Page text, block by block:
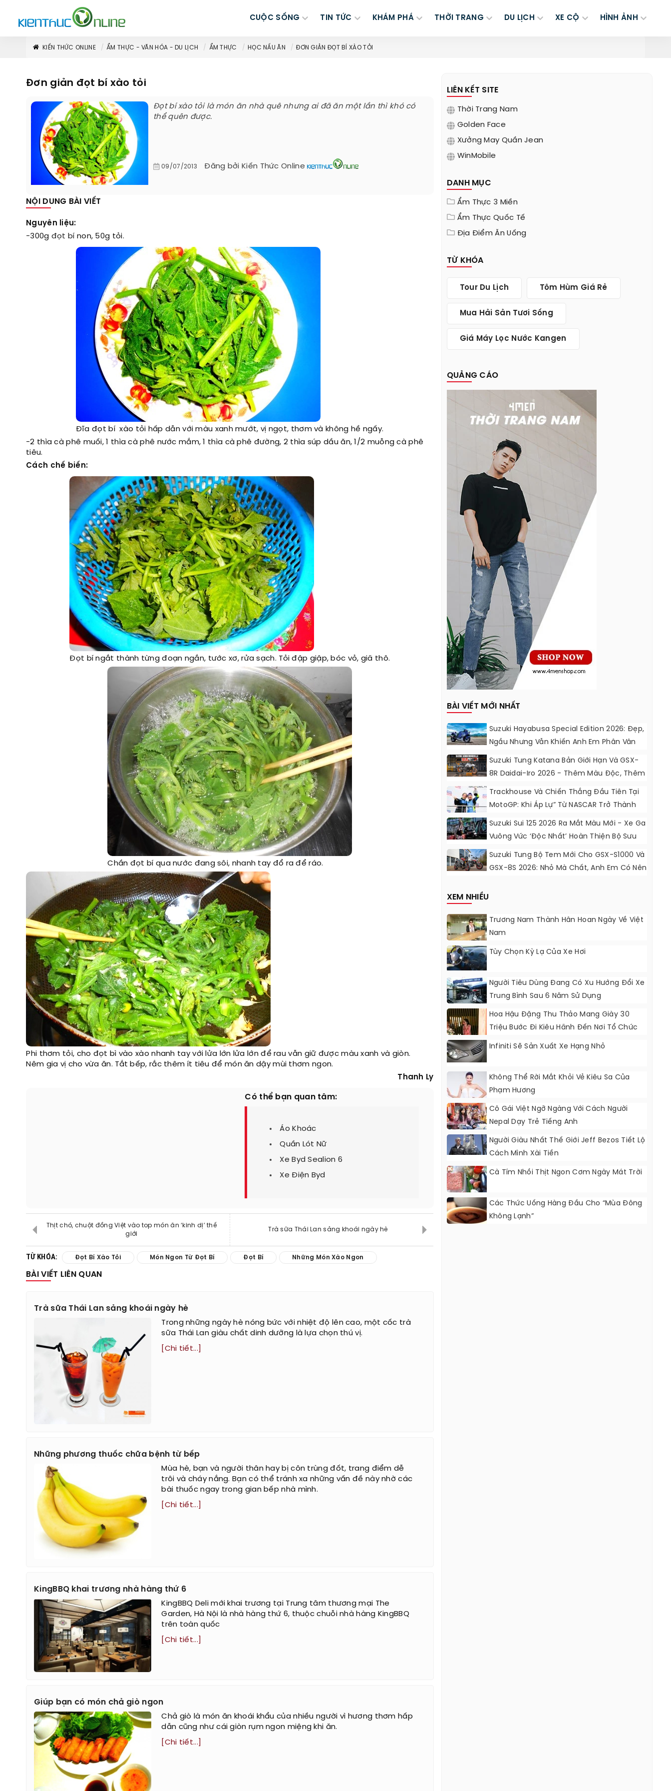
CUỘC SỐNG TIN TỨC KHÁM PHÁ THỜI TRANG DU LỊCH XE CỘ HÌNH ẢNH
KIẾN THỨC ONLINE ẨM THỰC - VĂN HÓA - DU LỊCH ẨM THỰC HỌC NẤU ĂN ĐƠN GIẢN ĐỌT BÍ XÀO TỎI
Đơn giản đọt bí xào tỏi
Đọt bí xào tỏi là món ăn nhà quê nhưng ai đã ăn một lần thì khó có
thể quên được.
09/07/2013 Đăng bởi Kiến Thức Online
NỘI DUNG BÀI VIẾT
Nguyên liệu:
-300g đọt bí non, 50g tỏi.
Đĩa đọt bí xào tỏi hấp dẫn với màu xanh mướt, vị ngọt, thơm và không hề ngấy.
-2 thìa cà phê muối, 1 thìa cà phê nước mắm, 1 thìa cà phê đường, 2 thìa súp dầu ăn, 1/2 muỗng cà phê
tiêu.
Cách chế biến:
Đọt bí ngắt thành từng đoạn ngắn, tước xơ, rửa sạch. Tỏi đập giập, bóc vỏ, giã thô.
Chần đọt bí qua nước đang sôi, nhanh tay đổ ra để ráo.
Phi thơm tỏi, cho đọt bì vào xào nhanh tay với lửa lớn lửa lớn để rau vẫn giữ được màu xanh và giòn.
Nêm gia vị cho vừa ăn. Tắt bếp, rắc thêm ít tiêu để món ăn dậy mùi thơm ngon.
Thanh Ly
Có thể bạn quan tâm:
Áo Khoác
Quần Lót Nữ
Xe Byd Sealion 6
Xe Điện Byd
Thịt chó, chuột đồng Việt vào top món ăn ‘kinh dị’ thế
giới
Trà sữa Thái Lan sảng khoái ngày hè
TỪ KHÓA: Đọt Bí Xào Tỏi Món Ngon Từ Đọt Bí Đọt Bí Những Món Xào Ngon
BÀI VIẾT LIÊN QUAN
Trà sữa Thái Lan sảng khoái ngày hè
Trong những ngày hè nóng bức với nhiệt độ lên cao, một cốc trà
sữa Thái Lan giàu chất dinh dưỡng là lựa chọn thú vị.
[Chi tiết...]
Những phương thuốc chữa bệnh từ bếp
Mùa hè, bạn và người thân hay bị côn trùng đốt, trang điểm dễ
trôi và cháy nắng. Bạn có thể tránh xa những vấn đề này nhờ các
bài thuốc ngay trong gian bếp nhà mình.
[Chi tiết...]
KingBBQ khai trương nhà hàng thứ 6
KingBBQ Deli mới khai trương tại Trung tâm thương mại The
Garden, Hà Nội là nhà hàng thứ 6, thuộc chuỗi nhà hàng KingBBQ
trên toàn quốc
[Chi tiết...]
Giúp bạn có món chả giò ngon
Chả giò là món ăn khoái khẩu của nhiều người vì hương thơm hấp
dẫn cũng như cái giòn rụm ngon miệng khi ăn.
[Chi tiết...]
LIÊN KẾT SITE
Thời Trang Nam
Golden Face
Xưởng May Quần Jean
WinMobile
DANH MỤC
Ẩm Thực 3 Miền
Ẩm Thực Quốc Tế
Địa Điểm Ăn Uống
TỪ KHÓA
Tour Du Lịch Tôm Hùm Giá Rẻ
Mua Hải Sản Tươi Sống
Giá Máy Lọc Nước Kangen
QUẢNG CÁO
BÀI VIẾT MỚI NHẤT
Suzuki Hayabusa Special Edition 2026: Đẹp,
Ngầu Nhưng Vẫn Khiến Anh Em Phân Vân
Suzuki Tung Katana Bản Giới Hạn Và GSX-
8R Daidai-Iro 2026 - Thêm Màu Độc, Thêm
Đồ Chơi, Thêm Cá Tính
Trackhouse Và Chiến Thắng Đầu Tiên Tại
MotoGP: Khi Áp Lự” Từ NASCAR Trở Thành
Động Lực Ngọt Ngào
Suzuki Sui 125 2026 Ra Mắt Màu Mới - Xe Ga
Vuông Vức ‘độc Nhất’ Hoàn Thiện Bộ Sưu
Tập 7 Sắc Cầu Vồng
Suzuki Tung Bộ Tem Mới Cho GSX-S1000 Và
GSX-8S 2026: Nhỏ Mà Chất, Anh Em Có Nên
XEM NHIỀU
Trương Nam Thành Hân Hoan Ngày Về Việt
Nam
Tùy Chọn Kỳ Lạ Của Xe Hơi
Người Tiêu Dùng Đang Có Xu Hướng Đổi Xe
Trung Bình Sau 6 Năm Sử Dụng
Hoa Hậu Đặng Thu Thảo Mang Giày 30
Triệu Bước Đi Kiêu Hãnh Đến Nơi Tổ Chức
Infiniti Sẽ Sản Xuất Xe Hạng Nhỏ
Không Thể Rời Mắt Khỏi Vẻ Kiêu Sa Của
Phạm Hương
Cô Gái Việt Ngỡ Ngàng Với Cách Người
Nepal Dạy Trẻ Tiếng Anh
Người Giàu Nhất Thế Giới Jeff Bezos Tiết Lộ
Cách Mình Xài Tiền
Cà Tím Nhồi Thịt Ngon Cơm Ngày Mát Trời
Các Thức Uống Hàng Đầu Cho “mùa Đông
Không Lạnh”